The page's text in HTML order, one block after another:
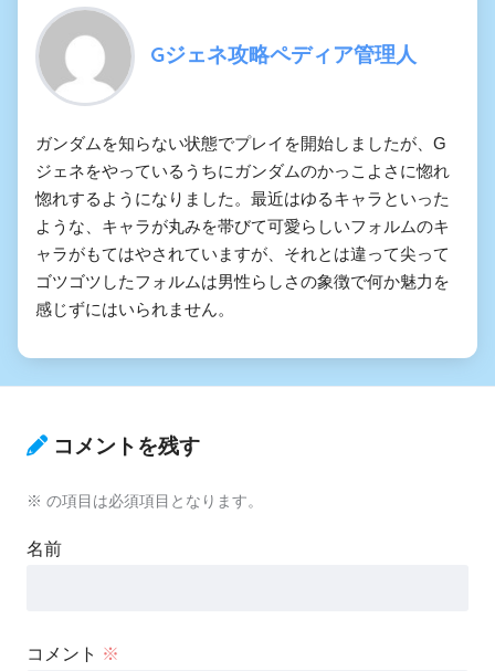
Gジェネ攻略ペディア管理人
ガンダムを知らない状態でプレイを開始しましたが、G
ジェネをやっているうちにガンダムのかっこよさに惚れ
惚れするようになりました。最近はゆるキャラといった
ような、キャラが丸みを帯びて可愛らしいフォルムのキ
ャラがもてはやされていますが、それとは違って尖って
ゴツゴツしたフォルムは男性らしさの象徴で何か魅力を
感じずにはいられません。
コメントを残す
※ の項目は必須項目となります。
名前
コメント ※